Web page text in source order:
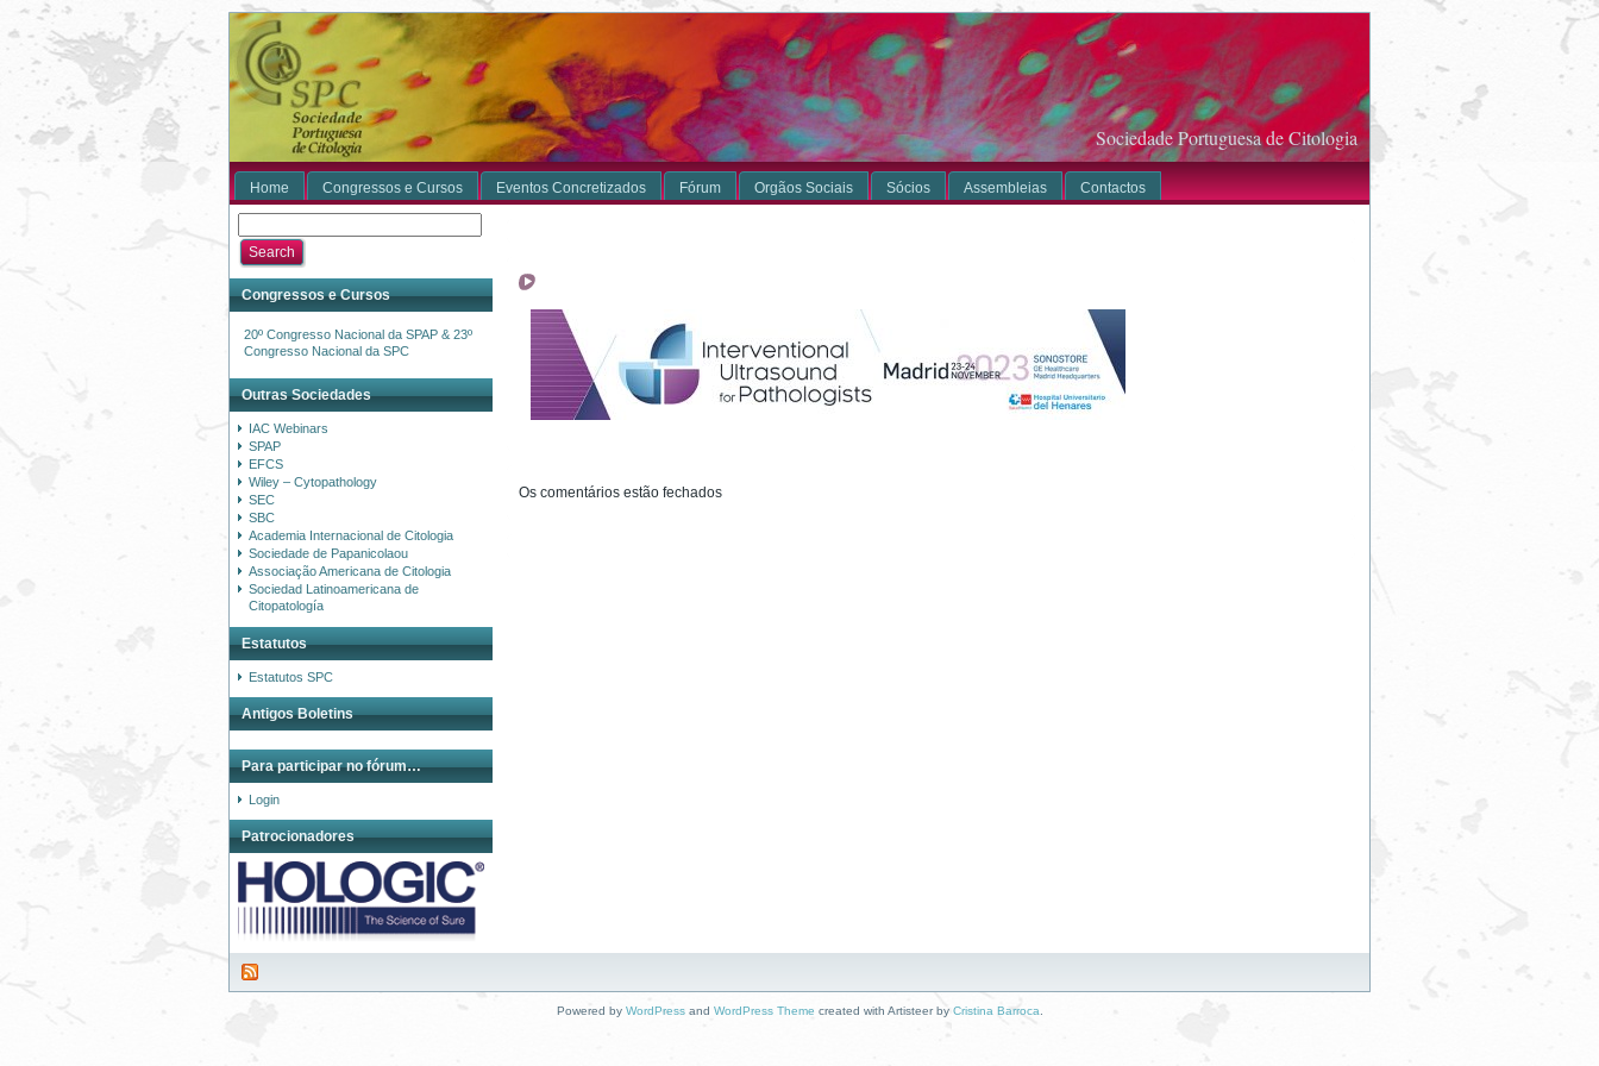
Sociedade Portuguesa de Citologia
Home Congressos e Cursos Eventos Concretizados Fórum Orgãos Sociais Sócios Assembleias Contactos
Congressos e Cursos
20º Congresso Nacional da SPAP & 23º
Congresso Nacional da SPC
Outras Sociedades
IAC Webinars
SPAP
EFCS
Wiley – Cytopathology
SEC
SBC
Academia Internacional de Citologia
Sociedade de Papanicolaou
Associação Americana de Citologia
Sociedad Latinoamericana de
Citopatología
Estatutos
Estatutos SPC
Antigos Boletins
Para participar no fórum…
Login
Patrocionadores
Os comentários estão fechados
Powered by WordPressand WordPress Theme created with Artisteer by Cristina Barroca